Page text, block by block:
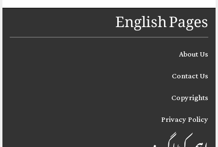
English Pages
About Us
Contact Us
Copyrights
Privacy Policy